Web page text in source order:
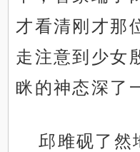
才看清刚才那
走注意到少女
眯的神态深了
邱雎砚了然